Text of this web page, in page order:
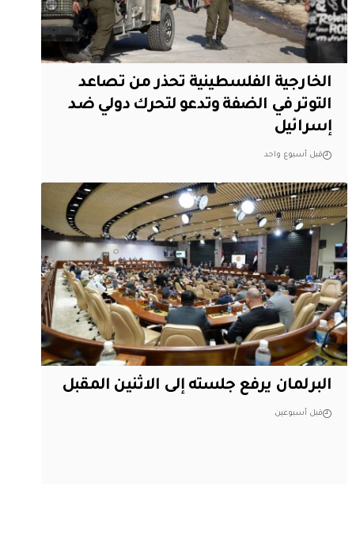
الخارجية الفلسطينية تحذر من تصاعد
التوتر في الضفة وتدعو لتحرك دولي ضد
إسرائيل
قبل أسبوع واحد
البرلمان يرفع جلسته إلى الاثنين المقبل
قبل أسبوعين